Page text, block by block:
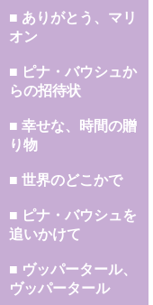
■ ありがとう、マリ
オン
■ ピナ・バウシュか
らの招待状
■ 幸せな、時間の贈
り物
■ 世界のどこかで
■ ピナ・バウシュを
追いかけて
■ ヴッパータール、
ヴッパータール